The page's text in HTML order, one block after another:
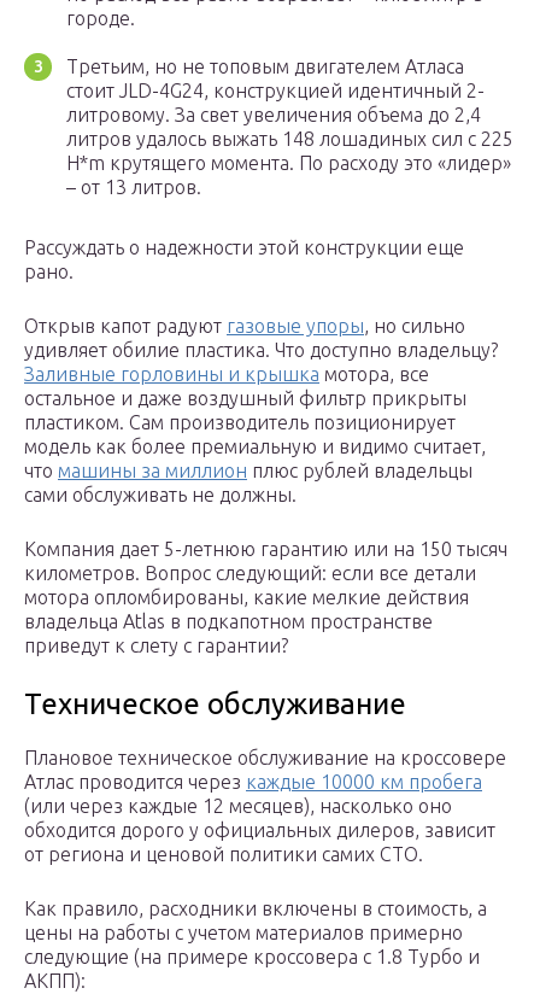
городе.
Третьим, но не топовым двигателем Атласа
стоит JLD-4G24, конструкцией идентичный 2-
литровому. За свет увеличения объема до 2,4
литров удалось выжать 148 лошадиных сил с 225
H*m крутящего момента. По расходу это «лидер»
– от 13 литров.
Рассуждать о надежности этой конструкции еще
рано.
Открыв капот радуют газовые упоры, но сильно
удивляет обилие пластика. Что доступно владельцу?
Заливные горловины и крышка мотора, все
остальное и даже воздушный фильтр прикрыты
пластиком. Сам производитель позиционирует
модель как более премиальную и видимо считает,
что машины за миллион плюс рублей владельцы
сами обслуживать не должны.
Компания дает 5-летнюю гарантию или на 150 тысяч
километров. Вопрос следующий: если все детали
мотора опломбированы, какие мелкие действия
владельца Atlas в подкапотном пространстве
приведут к слету с гарантии?
Техническое обслуживание
Плановое техническое обслуживание на кроссовере
Атлас проводится через каждые 10000 км пробега
(или через каждые 12 месяцев), насколько оно
обходится дорого у официальных дилеров, зависит
от региона и ценовой политики самих СТО.
Как правило, расходники включены в стоимость, а
цены на работы с учетом материалов примерно
следующие (на примере кроссовера с 1.8 Турбо и
АКПП):